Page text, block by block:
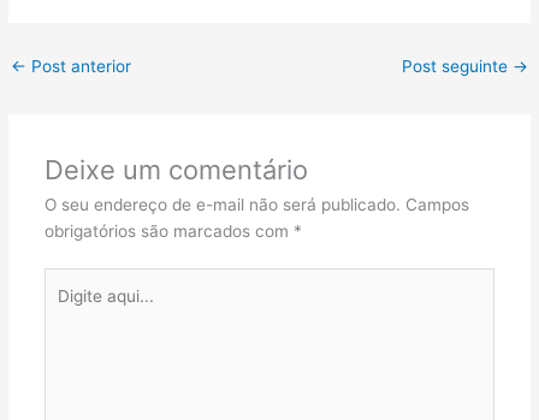
← Post anterior Post seguinte →
Deixe um comentário
O seu endereço de e-mail não será publicado. Campos
obrigatórios são marcados com *
aqui...